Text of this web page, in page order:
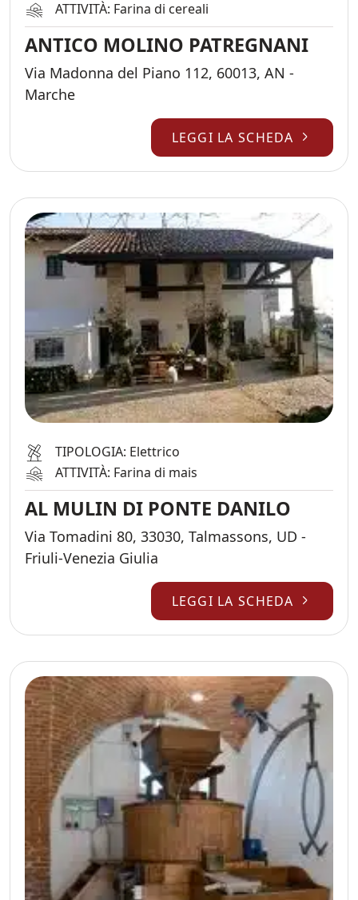
ATTIVITÀ: Farina di cereali
ANTICO MOLINO PATREGNANI
Via Madonna del Piano 112, 60013, AN -
Marche
LEGGI LA SCHEDA
TIPOLOGIA: Elettrico
ATTIVITÀ: Farina di mais
AL MULIN DI PONTE DANILO
Via Tomadini 80, 33030, Talmassons, UD -
Friuli-Venezia Giulia
LEGGI LA SCHEDA